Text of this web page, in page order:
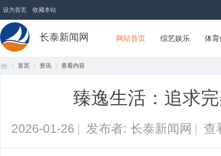
设为首页 收藏本站
长泰新闻网 网站首页 综艺娱乐 体
首页 资讯 查看内容
臻逸生活：追求
2026-01-26 | 发布者: 长泰新闻网 | 查